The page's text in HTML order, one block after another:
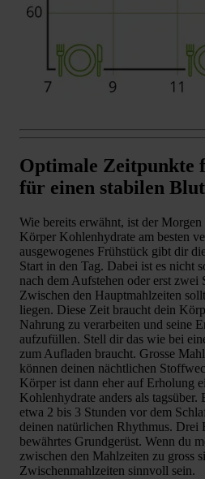
Optimale Zeitpunkte
für einen stabilen
Wie bereits erwähnt, ist der
Körper Kohlenhydrate am besten
ausgewogenes Frühstück gibt dir
Start in den Tag. Dabei ist es nicht
nach dem Aufstehen oder erst zwei
Zwischen den Hauptmahlzeiten
liegen. Diese Zeit braucht dein
Nahrung zu verarbeiten und seine
aufzufüllen. Stell dir das wie bei
zum Aufladen braucht. Grosse
können deinen nächtlichen
Körper ist dann eher auf Erholung
Kohlenhydrate anders als tagsüber.
etwa 2 bis 3 Stunden vor dem
deinen natürlichen Rhythmus. Drei
bewährtes Grundgerüst. Wenn du
zwischen den Mahlzeiten zu gross
Zwischenmahlzeiten sinnvoll sein.